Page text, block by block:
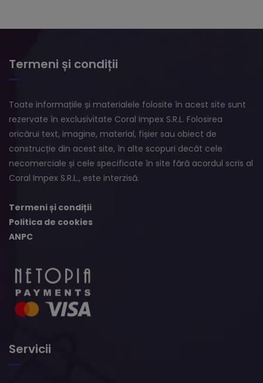
Termeni și condiții
Toate informațiile și materialele folosite în acest site sunt
rezervate în exclusivitate Coral Impex S.R.L. Folosirea
oricărui text, imagine, material, fișier sau obiect de
construcție din acest site, în alte scopuri decât cele
necomerciale și cele specificate în site fără acordul scris al
Coral Impex S.R.L., este interzisă.
Termeni și condiții
Politica de cookies
ANPC
Servicii